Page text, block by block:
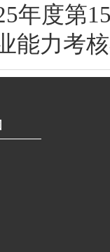
年度第
能力考